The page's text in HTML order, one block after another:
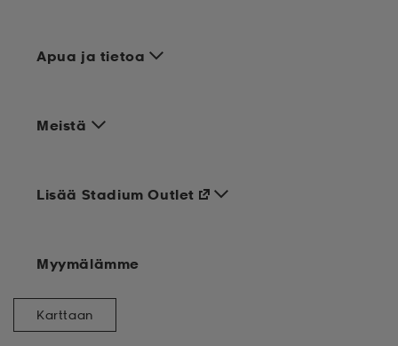
Apua ja tietoa
Meistä
Lisää Stadium Outlet
Myymälämme
Karttaan